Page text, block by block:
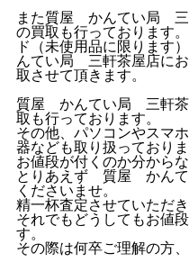
また質屋 かんてい局 三
の買取も行っております
ド（未使用品に限ります
んてい局 三軒茶屋店に
取させて頂きます。
質屋 かんてい局 三軒茶
取も行っております。
その他、パソコンやスマ
器なども取り扱っており
お値段が付くのか分から
とりあえず 質屋 かん
くださいませ。
精一杯査定させていただき
それでもどうしてもお値
す。
その際は何卒ご理解の方